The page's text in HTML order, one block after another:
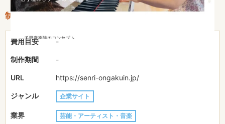
制作情報
費用目安 -
制作期間 -
URL https://senri-ongakuin.jp/
ジャンル 企業サイト
業界 芸能・アーティスト・音楽